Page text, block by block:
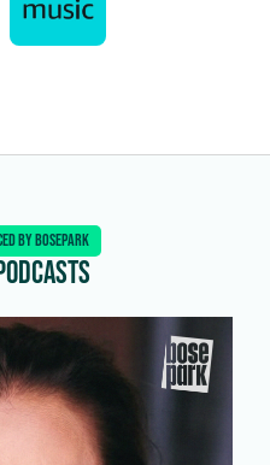
BY BOSEPARK